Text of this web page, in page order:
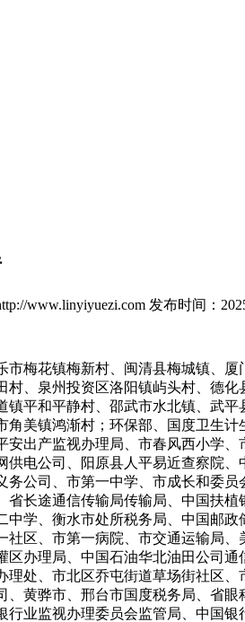
www.linyiyuezi.com 发布时间：
花镇梅新村、闽清县梅城镇、厦
、泉州投资区洛阳镇屿头村、德
平和平静村、邵武市水北镇、武
美镇鸿渐村；环保部、国度卫生
出产监视办理局、市春风西小学
电公司、阳原县人平易近查察院
公司、市第一中学、市成长和委
长途通信传输局传输局、中国扶
学、衡水市处所税务局、中国邮
区、市第一病院、市交通运输局
办理局、中国石油华北油田公司
处、市北区乔屯街道草场街社区
黄骅市、邢台市国度税务局、省
业监视办理委员会监管局、中国